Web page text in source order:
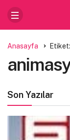
Anasayfa
Son Yazılar